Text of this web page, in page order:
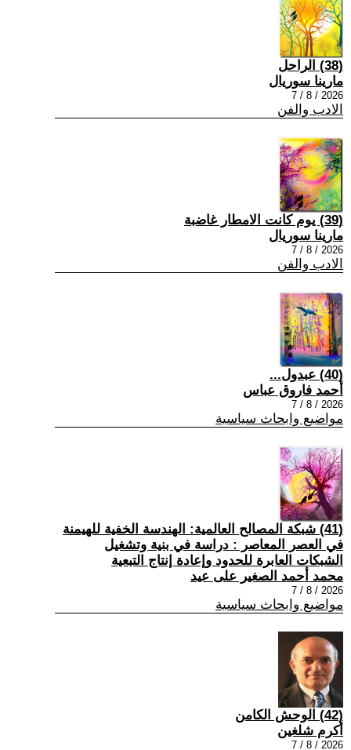
(38) الراحل
مارينا سوريال
2026 / 8 / 7
الادب والفن
(39) يوم كانت الامطار غاضبة
مارينا سوريال
2026 / 8 / 7
الادب والفن
(40) عبدول...
أحمد فاروق عباس
2026 / 8 / 7
مواضيع وابحاث سياسية
(41) شبكة المصالح العالمية: الهندسة الخفية للهيمنة
في العصر المعاصر : دراسة في بنية وتشغيل
الشبكات العابرة للحدود وإعادة إنتاج التبعية
محمد أحمد الصغير على عيد
2026 / 8 / 7
مواضيع وابحاث سياسية
(42) الوحش الكامن
أكرم شلغين
2026 / 8 / 7